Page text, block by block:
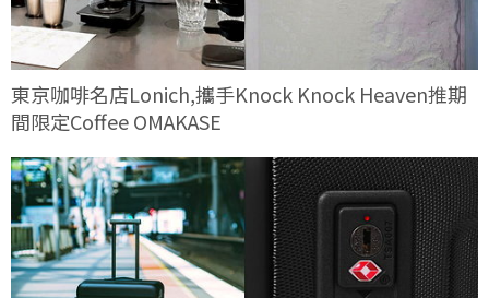
東京咖啡名店Lonich,攜手Knock Knock Heaven推期
間限定Coffee OMAKASE